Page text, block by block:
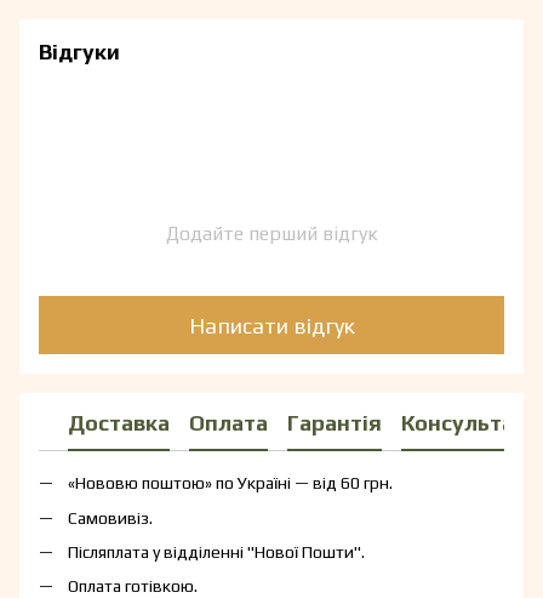
Відгуки
Додайте перший відгук
Написати відгук
Доставка Оплата Гарантія
«Нововю поштою» по Україні — від 60 грн.
Самовивіз.
Післяплата у відділенні "Нової Пошти".
Оплата готівкою.